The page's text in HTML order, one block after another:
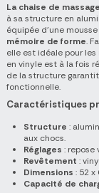
La chaise de
à sa structure en
équipée d'une
mémoire de forme.
elle est idéale pour
en vinyle est à la fois
de la structure
fonctionnelle.
Caractéristiques
Structure :
aux chocs.
Réglages : repose
Revêtement :
Dimensions : 52 x
Capacité de